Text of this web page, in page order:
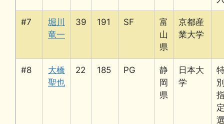
#7
堀川
竜一
39 191 SF
富
山
県
京都産
業大学
#8
大橋
聖也
22 185 PG
静
岡
県
日本大
学